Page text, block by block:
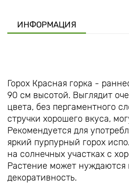
ИНФОРМАЦИЯ
Горох Красная горка -
90 см высотой. Выглядит
цвета, без пергаментного
стручки хорошего вкуса,
Рекомендуется для
яркий пурпурный горох
на солнечных участках с
Растение может нуждаются
декоративность.